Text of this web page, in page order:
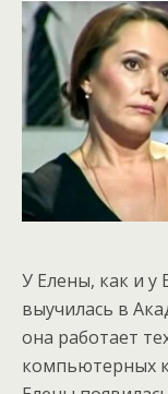
У Елены, как и у
выучилась в
она работает
компьютерных